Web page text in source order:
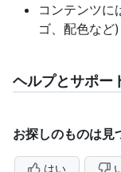
コンテンツに
ゴ、配色など
ヘルプとサポー
お探しのものは見
はい